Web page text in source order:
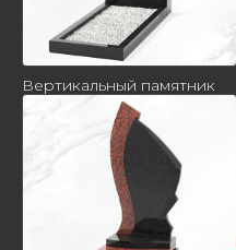
Вертикальный памятник